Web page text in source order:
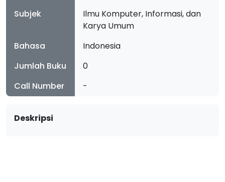
Subjek
Ilmu Komputer, Informasi, dan
Karya Umum
Bahasa
Indonesia
Jumlah Buku
0
Call Number
-
Deskripsi